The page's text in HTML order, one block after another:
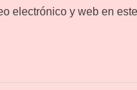
electrónico y web en